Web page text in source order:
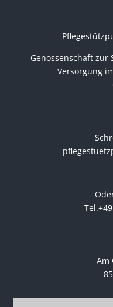
Genossenschaft
Versorgung
Am